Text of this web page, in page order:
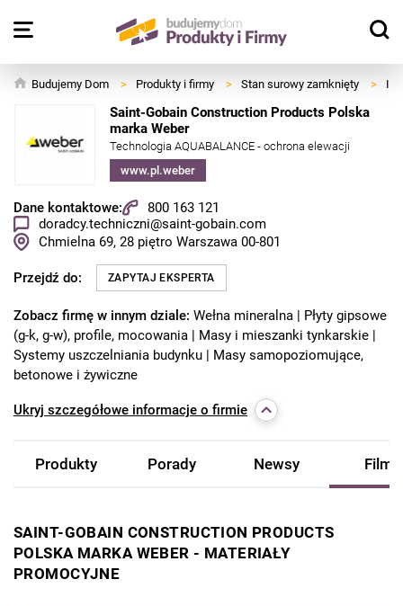
Budujemy Dom > Produkty i firmy > Stan surowy zamknięty >
Saint-Gobain Construction Products Polska
marka Weber
Technologia AQUABALANCE - ochrona elewacji
www.pl.weber
Dane kontaktowe:
800 163 121
doradcy.techniczni@saint-gobain.com
Chmielna 69, 28 piętro Warszawa 00-801
Przejdź do: ZAPYTAJ EKSPERTA
Zobacz firmę w innym dziale: Wełna mineralna
Płyty gipsowe
(g-k, g-w), profile, mocowania
Masy i mieszanki tynkarskie
Systemy uszczelniania budynku
Masy samopoziomujące,
betonowe i żywiczne
Ukryj szczegółowe informacje o firmie
Produkty Porady Newsy Filmy
SAINT-GOBAIN CONSTRUCTION PRODUCTS
POLSKA MARKA WEBER - MATERIAŁY
PROMOCYJNE